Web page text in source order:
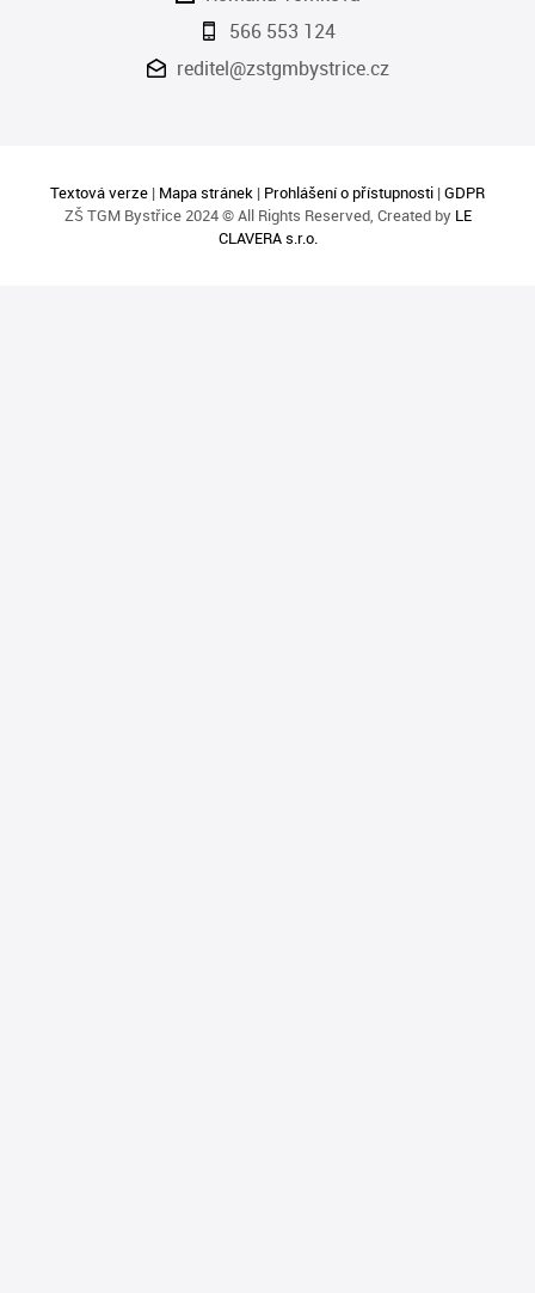
566 553 124
reditel@zstgmbystrice.cz
Textová verze | Mapa stránek | Prohlášení o přístupnosti |GDPR
ZŠ TGM Bystřice 2024 © All Rights Reserved, Created by LE
CLAVERA s.r.o.